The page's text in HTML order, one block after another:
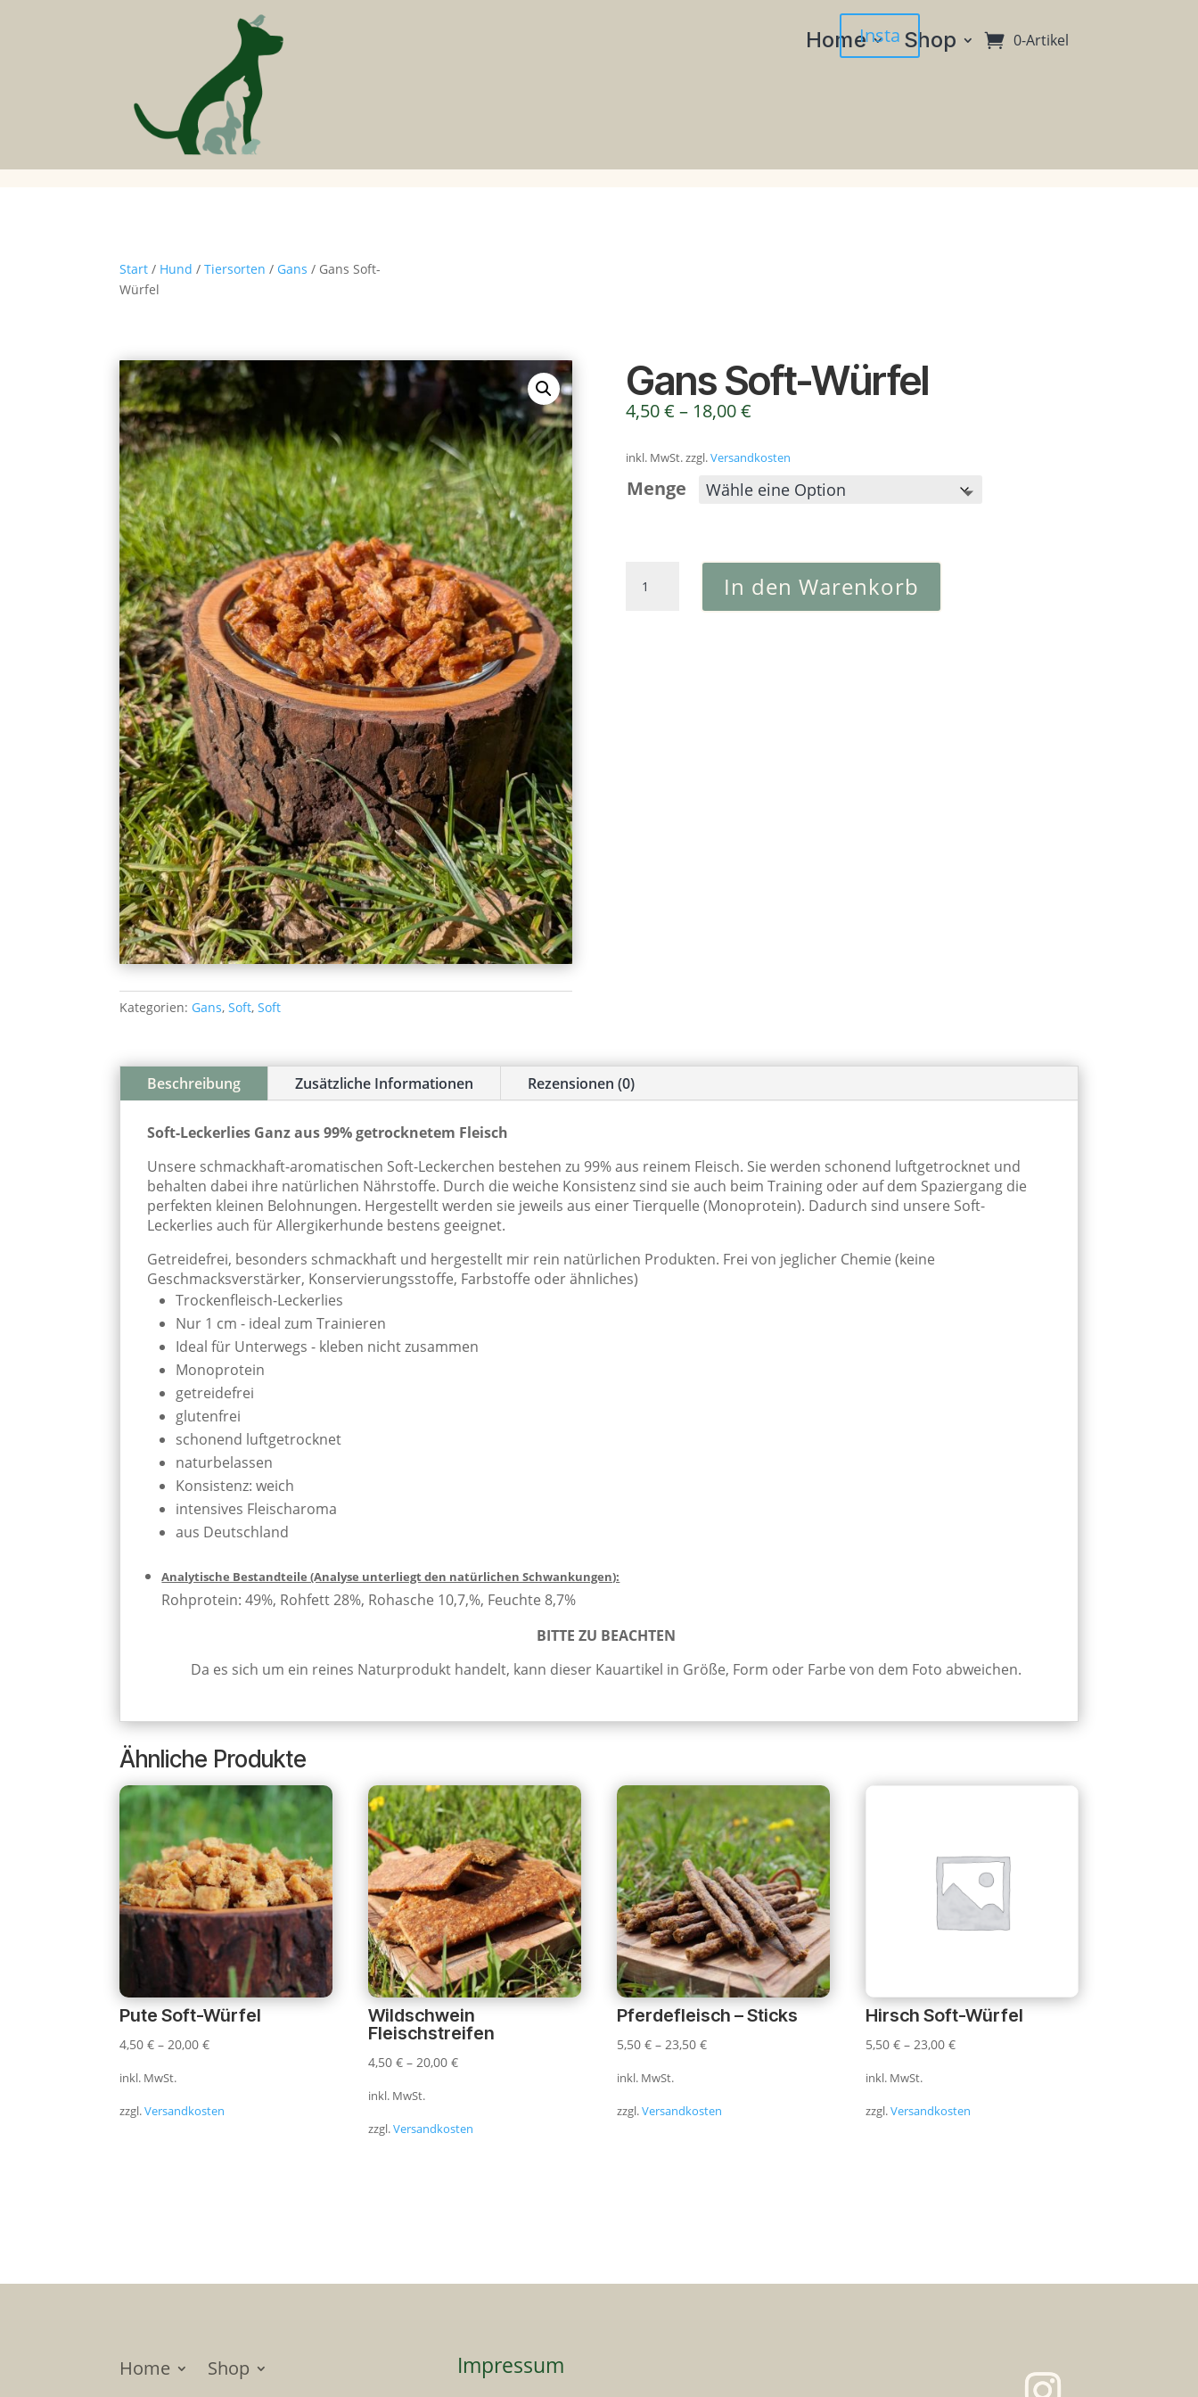
Home Shop 0-Artikel
Insta
Start / Hund /Tiersorten / Gans / Gans Soft-
Würfel
Kategorien: Gans,Soft,Soft
Gans Soft-Würfel
4,50€ – 18,00€
inkl. MwSt. zzgl.Versandkosten
Menge
Soft-
In den Warenkorb
Beschreibung Zusätzliche Informationen Rezensionen (0)
Soft-Leckerlies Ganz aus 99% getrocknetem Fleisch
Unsere schmackhaft-aromatischen Soft-Leckerchen bestehen zu 99% aus reinem Fleisch. Sie werden schonend luftgetrocknet und
behalten dabei ihre natürlichen Nährstoffe. Durch die weiche Konsistenz sind sie auch beim Training oder auf dem Spaziergang die
perfekten kleinen Belohnungen. Hergestellt werden sie jeweils aus einer Tierquelle (Monoprotein). Dadurch sind unsere Soft-
Leckerlies auch für Allergikerhunde bestens geeignet.
Getreidefrei, besonders schmackhaft und hergestellt mir rein natürlichen Produkten. Frei von jeglicher Chemie (keine
Geschmacksverstärker, Konservierungsstoffe, Farbstoffe oder ähnliches)
Trockenfleisch-Leckerlies
Nur 1 cm - ideal zum Trainieren
Ideal für Unterwegs - kleben nicht zusammen
Monoprotein
getreidefrei
glutenfrei
schonend luftgetrocknet
naturbelassen
Konsistenz: weich
intensives Fleischaroma
aus Deutschland
Analytische Bestandteile (Analyse unterliegt den natürlichen Schwankungen):
Rohprotein: 49%, Rohfett 28%, Rohasche 10,7,%, Feuchte 8,7%
BITTE ZU BEACHTEN
Da es sich um ein reines Naturprodukt handelt, kann dieser Kauartikel in Größe, Form oder Farbe von dem Foto abweichen.
Ähnliche Produkte
Pute Soft-Würfel
4,50€ –20,00€
inkl. MwSt.
zzgl.Versandkosten
Wildschwein
Fleischstreifen
4,50€ –20,00€
inkl. MwSt.
zzgl.Versandkosten
Pferdefleisch – Sticks
5,50€ –23,50€
inkl. MwSt.
zzgl.Versandkosten
Hirsch Soft-Würfel
5,50€ –23,00€
inkl. MwSt.
zzgl.Versandkosten
Home Shop Impressum